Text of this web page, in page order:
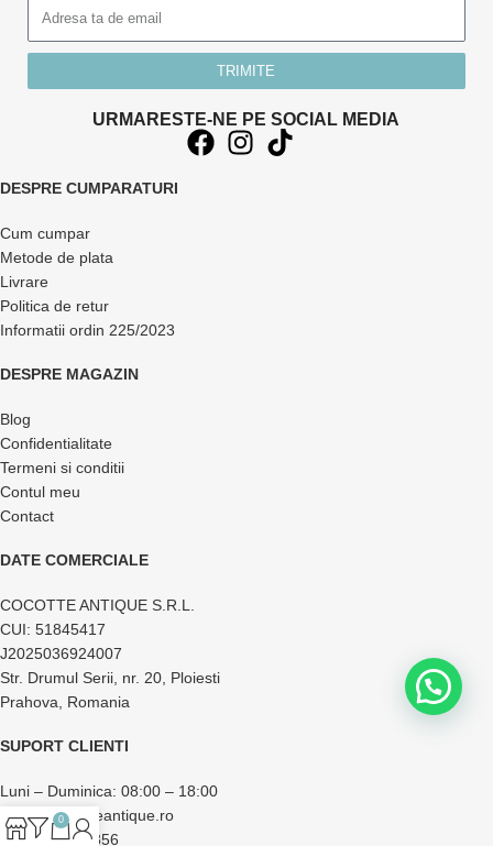
TRIMITE
URMARESTE-NE PE SOCIAL MEDIA
DESPRE CUMPARATURI
Cum cumpar
Metode de plata
Livrare
Politica de retur
Informatii ordin 225/2023
DESPRE MAGAZIN
Blog
Confidentialitate
Termeni si conditii
Contul meu
Contact
DATE COMERCIALE
COCOTTE ANTIQUE S.R.L.
CUI: 51845417
J2025036924007
Str. Drumul Serii, nr. 20, Ploiesti
Prahova, Romania
SUPORT CLIENTI
Luni – Duminica: 08:00 – 18:00
office@cocotteantique.ro
+40 733 174 856
0